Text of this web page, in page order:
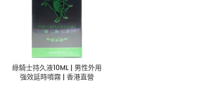
綠騎士持久液10ML | 男性外用
強效延時噴霧 | 香港直營